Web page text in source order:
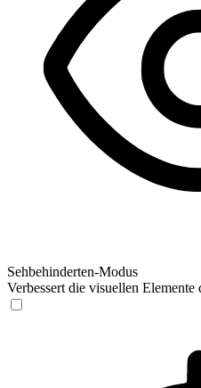
Sehbehinderten-Modus
Verbessert die visuellen Elemente